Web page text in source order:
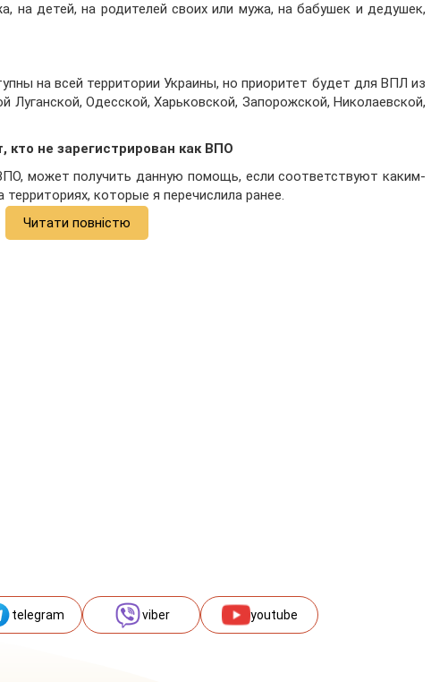
на детей, на родителей своих или мужа, на бабушек и дедушек,
на всей территории Украины, но приоритет будет для ВПЛ из
Луганской, Одесской, Харьковской, Запорожской, Николаевской,
не зарегистрирован как ВПО
может получить данную помощь, если соответствуют каким-
которые я перечислила ранее.
Читати повністю
telegram viber youtube